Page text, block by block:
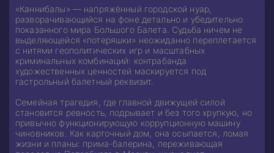
«Каннибалы» — напряжённый городской нуар,
разворачивающийся на фоне детально и убедительно
показанного мира Большого Балета. Судьба ничем не
выделяющейся «потеряшки» неожиданно переплетается
с нитями геополитических игр и масштабных
криминальных комбинаций: контрабанда
художественных ценностей маскируется под
гастрольный балетный реквизит.
Семейная трагедия, где главной движущей силой
становится ревность, подрывает и без того хрупкую, но
привычно функционирующую коррупционную машину
чиновников. Как карточный дом, она осыпается, ломая
жизни и планы: прима-балерина, переживающая